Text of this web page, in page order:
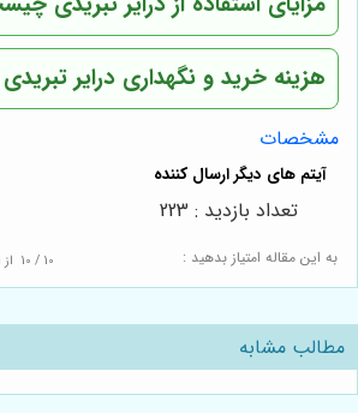
هزینه خرید و نگهداری درایر
مشخصات
به این مقاله امتیاز بدهید : 10 / 10 از
تعداد بازدید : 223
مطالب مشابه